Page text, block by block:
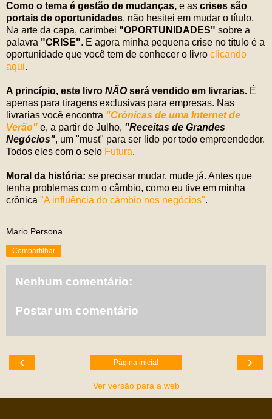
Como o tema é gestão de mudanças, e as crises são
portais de oportunidades, não hesitei em mudar o título.
Na arte da capa, carimbei "OPORTUNIDADES" sobre a
palavra "CRISE". E agora minha pequena crise no título é a
oportunidade que você tem de conhecer o livro clicando
aqui.
A princípio, este livro NÃOserá vendido em livrarias. É
apenas para tiragens exclusivas para empresas. Nas
livrarias você encontra "Crônicas de uma Internet de
Verão" e, a partir de Julho, "Receitas de Grandes
Negócios", um "must" para ser lido por todo empreendedor.
Todos eles com o selo Futura.
Moral da história: se precisar mudar, mude já. Antes que
tenha problemas com o câmbio, como eu tive em minha
crônica "A influência do câmbio nos negócios".
Mario Persona
Compartilhar
Nenhum comentário:
Postar um comentário
‹ ›
Página inicial
Ver versão para a web